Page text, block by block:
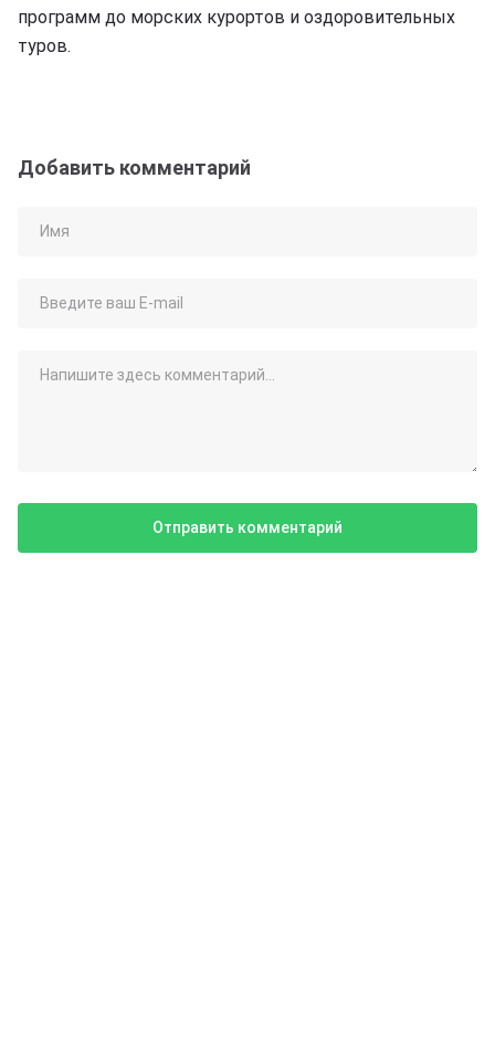
программ до морских курортов и оздоровительных
туров.
Добавить комментарий